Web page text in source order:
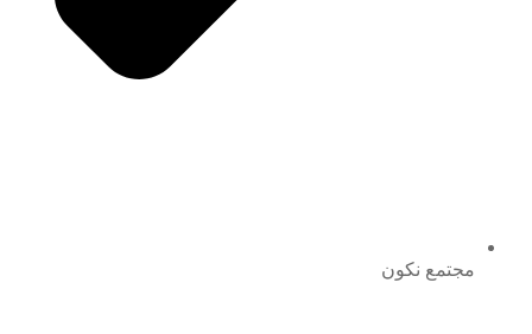
مجتمع نكون